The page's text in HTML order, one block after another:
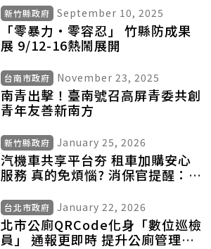
新竹縣政府 September 10, 2025
「零暴力‧零容忍」 竹縣防成果
展 9/12-16熱鬧展開
台南市政府 November 23, 2025
南青出擊！臺南號召高屏青委共創
青年友善新南方
新竹縣政府 January 25, 2026
汽機車共享平台夯 租車加購安心
服務 真的免煩惱? 消保官提醒：發
台北市政府 January 22, 2026
北市公廁QRCode化身「數位巡檢
員」 通報更即時 提升公廁管理效